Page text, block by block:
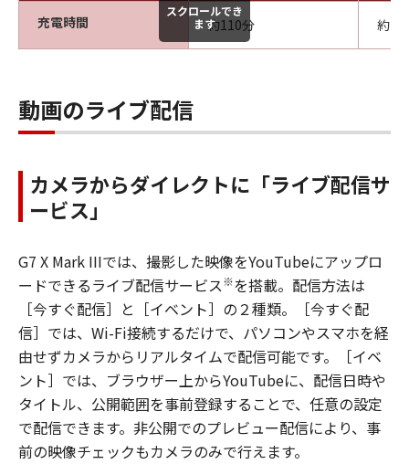
充電時間 約110分 約
スクロールでき
ます
動画のライブ配信
カメラからダイレクトに「ライブ配信サ
ービス」
G7 X Mark IIIでは、撮影した映像をYouTubeにアップロ
ードできるライブ配信サービス※を搭載。配信方法は
［今すぐ配信］と［イベント］の２種類。［今すぐ配
信］では、Wi-Fi接続するだけで、パソコンやスマホを経
由せずカメラからリアルタイムで配信可能です。［イベ
ント］では、ブラウザー上からYouTubeに、配信日時や
タイトル、公開範囲を事前登録することで、任意の設定
で配信できます。非公開でのプレビュー配信により、事
前の映像チェックもカメラのみで行えます。